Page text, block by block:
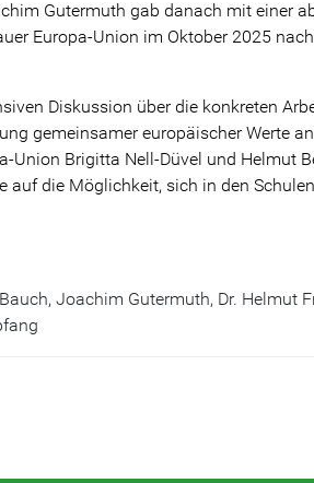
Gutermuth gab danach mit einer
Europa-Union im Oktober 2025
Diskussion über die konkreten
gemeinsamer europäischer Werte
Union Brigitta Nell-Düvel und Helmut
auf die Möglichkeit, sich in den
Joachim Gutermuth, Dr. Helmut